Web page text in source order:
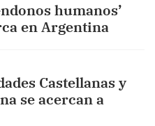
humanos’
en Argentina
Castellanas y
se acercan a